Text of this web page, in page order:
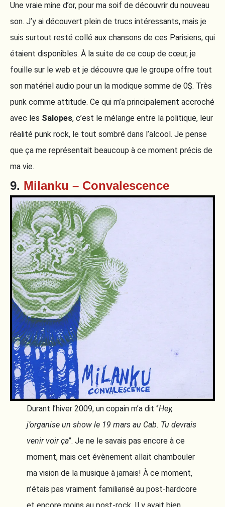
Une vraie mine d’or, pour ma soif de découvrir du nouveau
son. J’y ai découvert plein de trucs intéressants, mais je
suis surtout resté collé aux chansons de ces Parisiens, qui
étaient disponibles. À la suite de ce coup de cœur, je
fouille sur le web et je découvre que le groupe offre tout
son matériel audio pour un la modique somme de 0$. Très
punk comme attitude. Ce qui m’a principalement accroché
avec les Salopes, c’est le mélange entre la politique, leur
réalité punk rock, le tout sombré dans l’alcool. Je pense
que ça me représentait beaucoup à ce moment précis de
ma vie.
9. Milanku – Convalescence
Durant l’hiver 2009, un copain m’a dit ‘’Hey,
j’organise un show le 19 mars au Cab. Tu devrais
venir voir ça’’. Je ne le savais pas encore à ce
moment, mais cet évènement allait chambouler
ma vision de la musique à jamais! À ce moment,
n’étais pas vraiment familiarisé au post-hardcore